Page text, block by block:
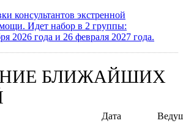
консультантов экстренной
Идет набор в 2 группы:
2026 года и 26 февраля 2027 года.
БЛИЖАЙШИХ
Дата